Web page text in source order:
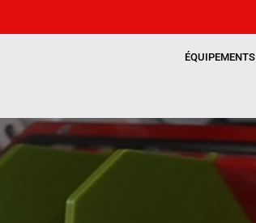
ÉQUIPEMENTS